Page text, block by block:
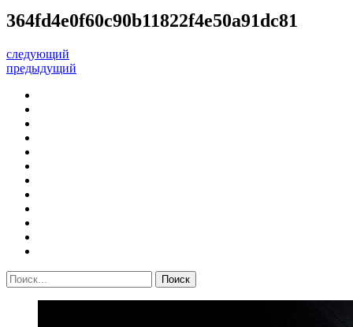
364fd4e0f60c90b11822f4e50a91dc81
следующий
предыдущий